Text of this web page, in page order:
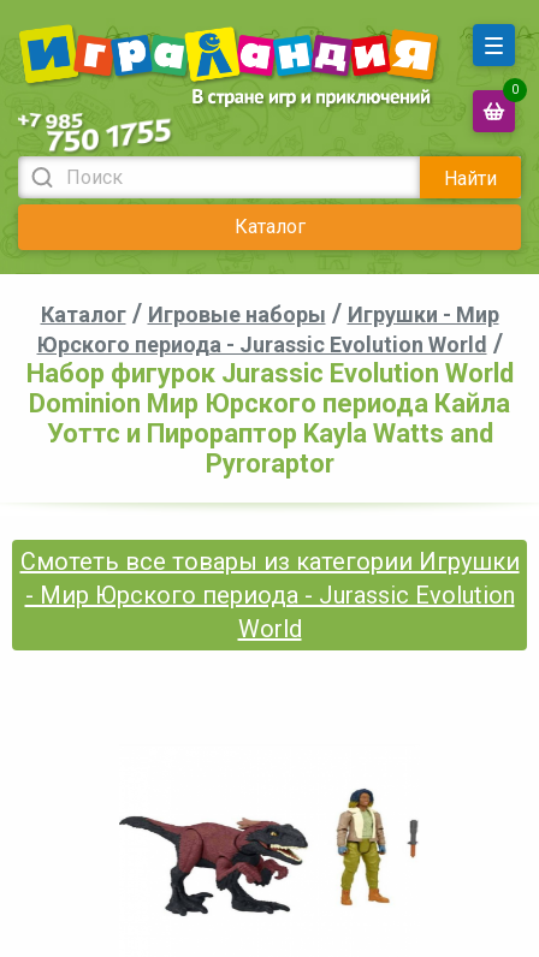
Найти
Каталог
0
Каталог/ Игровые наборы / Игрушки - Мир
Юрского периода - Jurassic Evolution World /
Набор фигурок Jurassic Evolution World
Dominion Мир Юрского периода Кайла
Уоттс и Пирораптор Kayla Watts and
Pyroraptor
Смотеть все товары из категории Игрушки
- Мир Юрского периода - Jurassic Evolution
World